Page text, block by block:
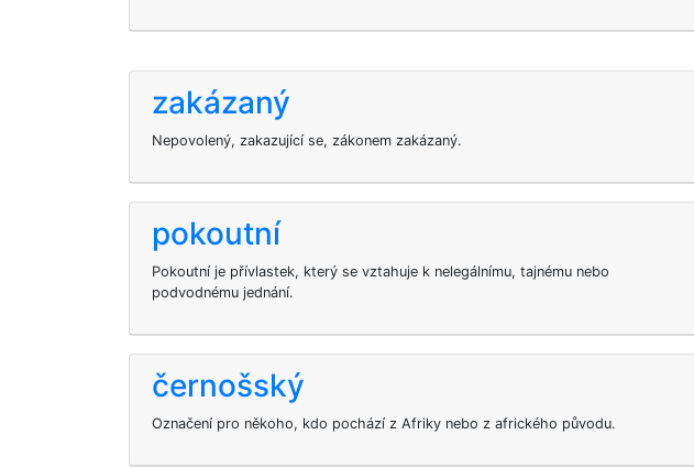
zakázaný
Nepovolený, zakazující se, zákonem zakázaný.
pokoutní
Pokoutní je přívlastek, který se vztahuje k nelegálnímu, tajnému nebo
podvodnému jednání.
černošský
Označení pro někoho, kdo pochází z Afriky nebo z afrického původu.